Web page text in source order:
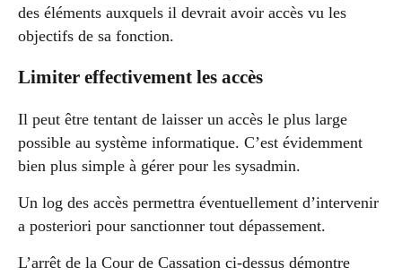
des éléments auxquels il devrait avoir accès vu les
objectifs de sa fonction.
Limiter effectivement les accès
Il peut être tentant de laisser un accès le plus large
possible au système informatique. C’est évidemment
bien plus simple à gérer pour les sysadmin.
Un log des accès permettra éventuellement d’intervenir
a posteriori pour sanctionner tout dépassement.
L’arrêt de la Cour de Cassation ci-dessus démontre